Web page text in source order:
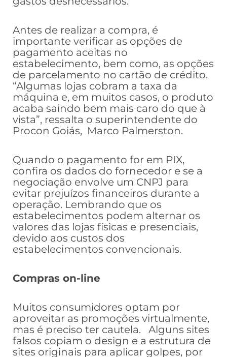
Antes de realizar a compra, é
importante verificar as opções de
pagamento aceitas no
estabelecimento, bem como, as opções
de parcelamento no cartão de crédito.
“Algumas lojas cobram a taxa da
máquina e, em muitos casos, o produto
acaba saindo bem mais caro do que à
vista”, ressalta o superintendente do
Procon Goiás, Marco Palmerston.
Quando o pagamento for em PIX,
confira os dados do fornecedor e se a
negociação envolve um CNPJ para
evitar prejuízos financeiros durante a
operação. Lembrando que os
estabelecimentos podem alternar os
valores das lojas físicas e presenciais,
devido aos custos dos
estabelecimentos convencionais.
Compras on-line
Muitos consumidores optam por
aproveitar as promoções virtualmente,
mas é preciso ter cautela. Alguns sites
falsos copiam o design e a estrutura de
sites originais para aplicar golpes, por